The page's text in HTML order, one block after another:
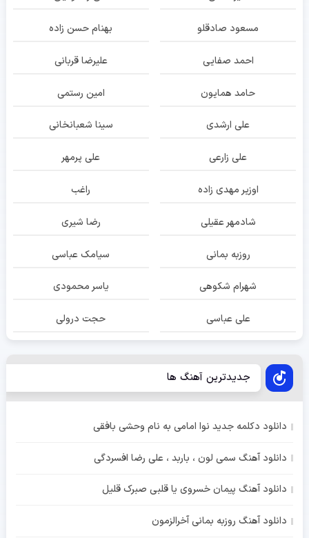
مسعود صادقلو بهنام حسن زاده
احمد صفایی علیرضا قربانی
حامد همایون امین رستمی
علی ارشدی سینا شعبانخانی
علی زارعی علی پرمهر
اوزیر مهدی زاده راغب
شادمهر عقیلی رضا شیری
روزبه بمانی سیامک عباسی
شهرام شکوهی یاسر محمودی
علی عباسی حجت درولی
جدیدترین آهنگ ها
دانلود دکلمه جدید نوا امامی به نام وحشی بافقی
دانلود آهنگ سمی لون ، باربد ، علی رضا افسردگی
دانلود آهنگ پیمان خسروی یا قلبی صبرک قلیل
دانلود آهنگ روزبه بمانی آخرالزمون